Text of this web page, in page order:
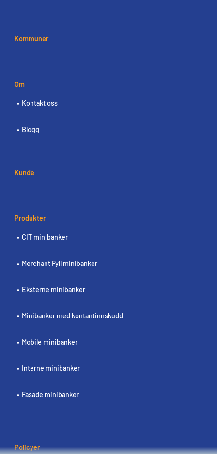
Kommuner
Om
Kontakt oss
Blogg
Kunde
Produkter
CIT minibanker
Merchant Fyll minibanker
Eksterne minibanker
Minibanker med kontantinnskudd
Mobile minibanker
Interne minibanker
Fasade minibanker
Policyer